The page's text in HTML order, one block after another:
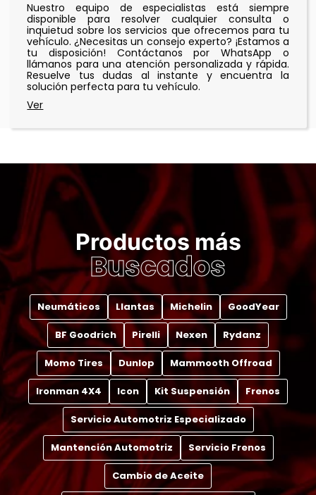
Nuestro equipo de especialistas está siempre
disponible para resolver cualquier consulta o
inquietud sobre los servicios que ofrecemos para tu
vehículo. ¿Necesitas un consejo experto? ¡Estamos a
tu disposición! Contáctanos por WhatsApp o
llámanos para una atención personalizada y rápida.
Resuelve tus dudas al instante y encuentra la
solución perfecta para tu vehículo.
Productos más
Buscados
Neumáticos Llantas Michelin GoodYear
BF Goodrich Pirelli Nexen Rydanz
Momo Tires Dunlop Mammooth Offroad
Ironman 4X4 Icon Kit Suspensión Frenos
Servicio Automotriz Especializado
Mantención Automotriz Servicio Frenos
Cambio de Aceite